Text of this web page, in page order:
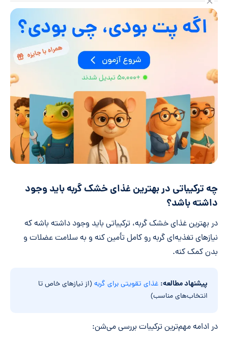
چه ترکیباتی در بهترین غذای خشک گربه باید وجود
داشته باشد؟
در بهترین غذای خشک گربه، ترکیباتی باید وجود داشته باشه که
نیازهای تغذیه‌ای گربه رو کامل تأمین کنه و به سلامت عضلات و
بدن کمک کنه.
پیشنهاد مطالعه: غذای تقویتی برای گربه(از نیازهای خاص تا
انتخاب‌های مناسب)
در ادامه مهم‌ترین ترکیبات بررسی می‌شن: